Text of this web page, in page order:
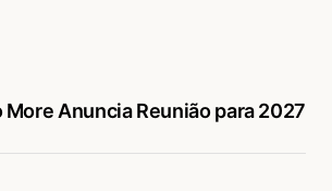
More Anuncia Reunião para 2027